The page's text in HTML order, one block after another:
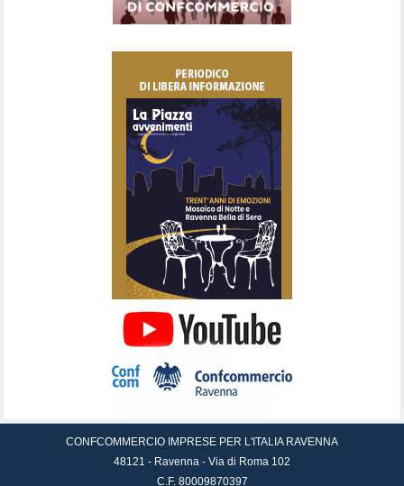
CONFCOMMERCIO IMPRESE PER L'ITALIA RAVENNA
48121 - Ravenna - Via di Roma 102
C.F. 80009870397